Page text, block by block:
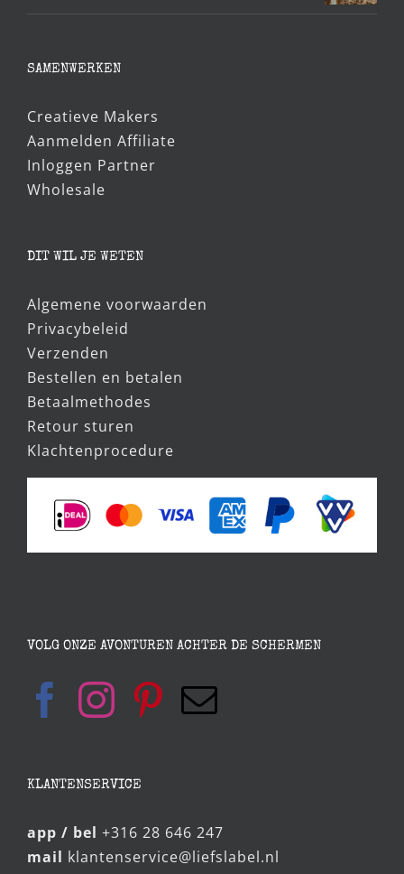
prijs
€5,95.
prijs
€5,00.
SAMENWERKEN
Creatieve Makers
Aanmelden Affiliate
Inloggen Partner
Wholesale
DIT WIL JE WETEN
Algemene voorwaarden
Privacybeleid
Verzenden
Bestellen en betalen
Betaalmethodes
Retour sturen
Klachtenprocedure
VOLG ONZE AVONTUREN ACHTER DE SCHERMEN
KLANTENSERVICE
app / bel +316 28 646 247
mail klantenservice@liefslabel.nl